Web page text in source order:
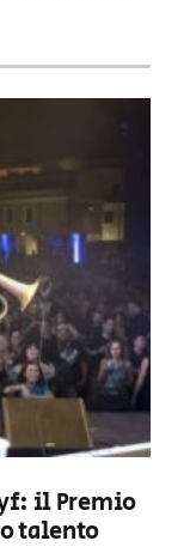
il Premio
talento